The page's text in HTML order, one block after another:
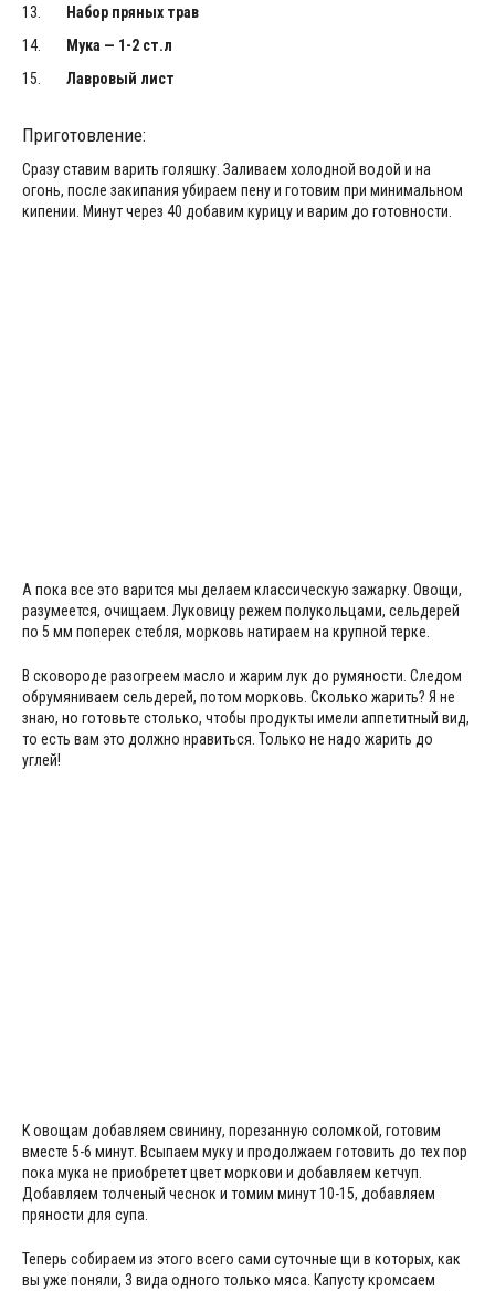
Набор пряных трав
Мука — 1-2 ст.л
Лавровый лист
Приготовление:
Сразу ставим варить голяшку. Заливаем холодной водой и на
огонь, после закипания убираем пену и готовим при минимальном
кипении. Минут через 40 добавим курицу и варим до готовности.
А пока все это варится мы делаем классическую зажарку. Овощи,
разумеется, очищаем. Луковицу режем полукольцами, сельдерей
по 5 мм поперек стебля, морковь натираем на крупной терке.
В сковороде разогреем масло и жарим лук до румяности. Следом
обрумяниваем сельдерей, потом морковь. Сколько жарить? Я не
знаю, но готовьте столько, чтобы продукты имели аппетитный вид,
то есть вам это должно нравиться. Только не надо жарить до
углей!
К овощам добавляем свинину, порезанную соломкой, готовим
вместе 5-6 минут. Всыпаем муку и продолжаем готовить до тех пор
пока мука не приобретет цвет моркови и добавляем кетчуп.
Добавляем толченый чеснок и томим минут 10-15, добавляем
пряности для супа.
Теперь собираем из этого всего сами суточные щи в которых, как
вы уже поняли, 3 вида одного только мяса. Капусту кромсаем